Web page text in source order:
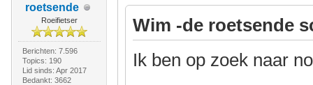
roetsende
Roeifietser
Berichten: 7.596
Topics: 190
Lid sinds: Apr 2017
Bedankt: 3662
Wim -de roetsende
Ik ben op zoek naar